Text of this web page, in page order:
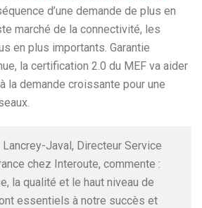
d’une demande de plus en
marché de la connectivité, les
en plus importants. Garantie
la certification 2.0 du MEF va aider
la demande croissante pour une
Javal, Directeur Service
chez Interoute, commente :
la qualité et le haut niveau de
essentiels à notre succès et